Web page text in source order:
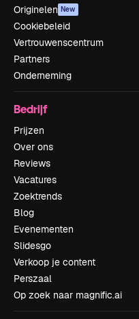
Originelen New
Cookiebeleid
Vertrouwenscentrum
Partners
Onderneming
Bedrijf
Prijzen
Over ons
Reviews
Vacatures
Zoektrends
Blog
Evenementen
Slidesgo
Verkoop je content
Perszaal
Op zoek naar magnific.ai